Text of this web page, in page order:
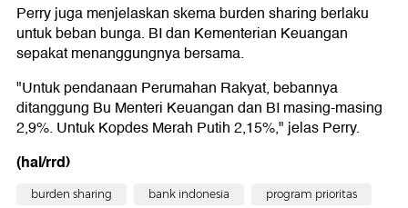
Perry juga menjelaskan skema burden sharing berlaku
untuk beban bunga. BI dan Kementerian Keuangan
sepakat menanggungnya bersama.
"Untuk pendanaan Perumahan Rakyat, bebannya
ditanggung Bu Menteri Keuangan dan BI masing-masing
2,9%. Untuk Kopdes Merah Putih 2,15%," jelas Perry.
(hal/rrd)
burden sharing bank indonesia program prioritas